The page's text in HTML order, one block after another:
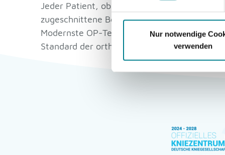
Nur notwendige
verwenden
Jeder Patient, ob gesetzlich oder privat
zugeschnittene Betreuung weit über den
Modernste OP-Techniken in top
Standard der orthopädischen/